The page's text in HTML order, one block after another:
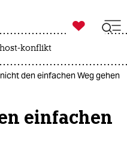

taz zahl ich
konflikt
den einfachen Weg gehen
einfachen